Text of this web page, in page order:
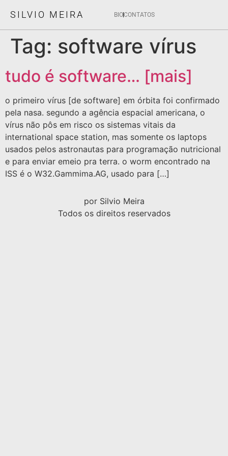
SILVIO MEIRA BIOCONTATOS
Tag: software vírus
tudo é software… [mais]
o primeiro vírus [de software] em órbita foi confirmado
pela nasa. segundo a agência espacial americana, o
vírus não pôs em risco os sistemas vitais da
international space station, mas somente os laptops
usados pelos astronautas para programação nutricional
e para enviar emeio pra terra. o worm encontrado na
ISS é o W32.Gammima.AG, usado para […]
por Silvio Meira
Todos os direitos reservados